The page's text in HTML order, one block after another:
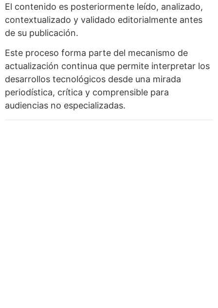
El contenido es posteriormente leído, analizado,
contextualizado y validado editorialmente antes
de su publicación.
Este proceso forma parte del mecanismo de
actualización continua que permite interpretar los
desarrollos tecnológicos desde una mirada
periodística, crítica y comprensible para
audiencias no especializadas.